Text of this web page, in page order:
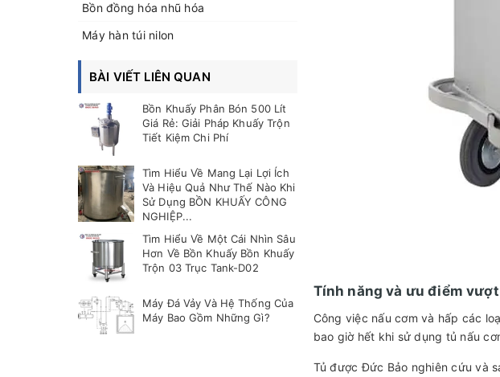
Tính năng và ưu điểm
Công việc nấu cơm và hấp các
bao giờ hết khi sử dụng tủ nấu
Tủ được Đức Bảo nghiên cứu và
Bồn đồng hóa nhũ hóa
Máy hàn túi nilon
BÀI VIẾT LIÊN QUAN
Bồn Khuấy Phân Bón 500 Lít
Giá Rẻ: Giải Pháp Khuấy Trộn
Tiết Kiệm Chi Phí
Tìm Hiểu Về Mang Lại Lợi Ích
Và Hiệu Quả Như Thế Nào Khi
Sử Dụng BỒN KHUẤY CÔNG
NGHIỆP...
Tìm Hiểu Về Một Cái Nhìn Sâu
Hơn Về Bồn Khuấy Bồn Khuấy
Trộn 03 Trục Tank-D02
Máy Đá Vảy Và Hệ Thống Của
Máy Bao Gồm Những Gì?